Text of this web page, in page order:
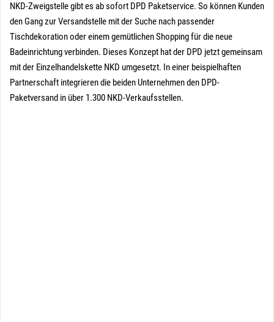
NKD-Zweigstelle gibt es ab sofort DPD Paketservice. So können Kunden
den Gang zur Versandstelle mit der Suche nach passender
Tischdekoration oder einem gemütlichen Shopping für die neue
Badeinrichtung verbinden. Dieses Konzept hat der DPD jetzt gemeinsam
mit der Einzelhandelskette NKD umgesetzt. In einer beispielhaften
Partnerschaft integrieren die beiden Unternehmen den DPD-
Paketversand in über 1.300 NKD-Verkaufsstellen.